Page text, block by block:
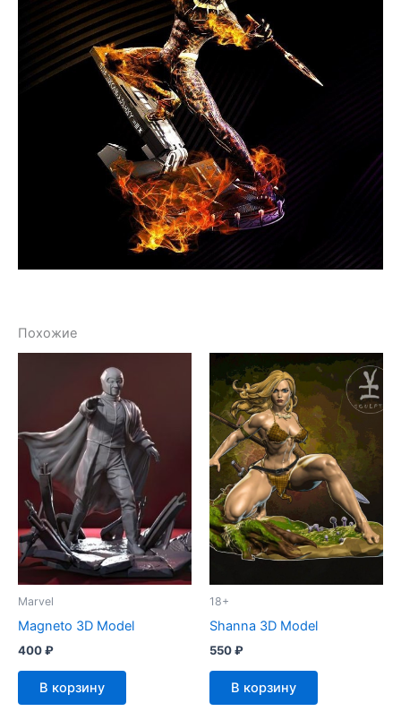
Похожие
Marvel
Magneto 3D Model
400₽
В корзину
18+
Shanna 3D Model
550₽
В корзину